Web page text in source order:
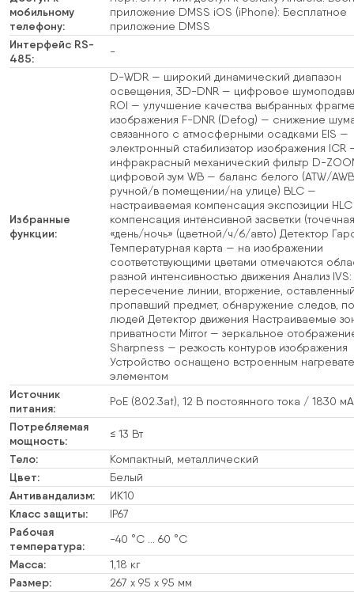
мобильному
телефону:
приложение DMSS iOS (iPhone): Бесплатное
приложение DMSS
Интерфейс RS-
485:
-
Избранные
функции:
D-WDR — широкий динамический диапазон
освещения, 3D-DNR — цифровое
ROI — улучшение качества выбранных
изображения F-DNR (Defog) — снижение
связанного с атмосферными осадками EIS —
электронный стабилизатор изображения ICR
инфракрасный механический фильтр D-
цифровой зум WB — баланс белого (ATW/
ручной/в помещении/на улице) BLC —
настраиваемая компенсация экспозиции
компенсация интенсивной засветки
«день/ночь» (цветной/ч/б/авто) Детектор
Температурная карта — на изображении
соответствующими цветами отмечаются
разной интенсивностью движения Анализ IVS:
пересечение линии, вторжение,
пропавший предмет, обнаружение следов,
людей Детектор движения Настраиваемые
приватности Mirror — зеркальное
Sharpness — резкость контуров изображения
Устройство оснащено встроенным
элементом
Источник
питания:
PoE (802.3at), 12 В постоянного тока / 1830 мА
Потребляемая
мощность:
≤ 13 Вт
Тело: Компактный, металлический
Цвет: Белый
Антивандализм: ИК10
Класс защиты: IP67
Рабочая
температура:
-40 °C … 60 °C
Масса: 1,18 кг
Размер: 267 х 95 х 95 мм